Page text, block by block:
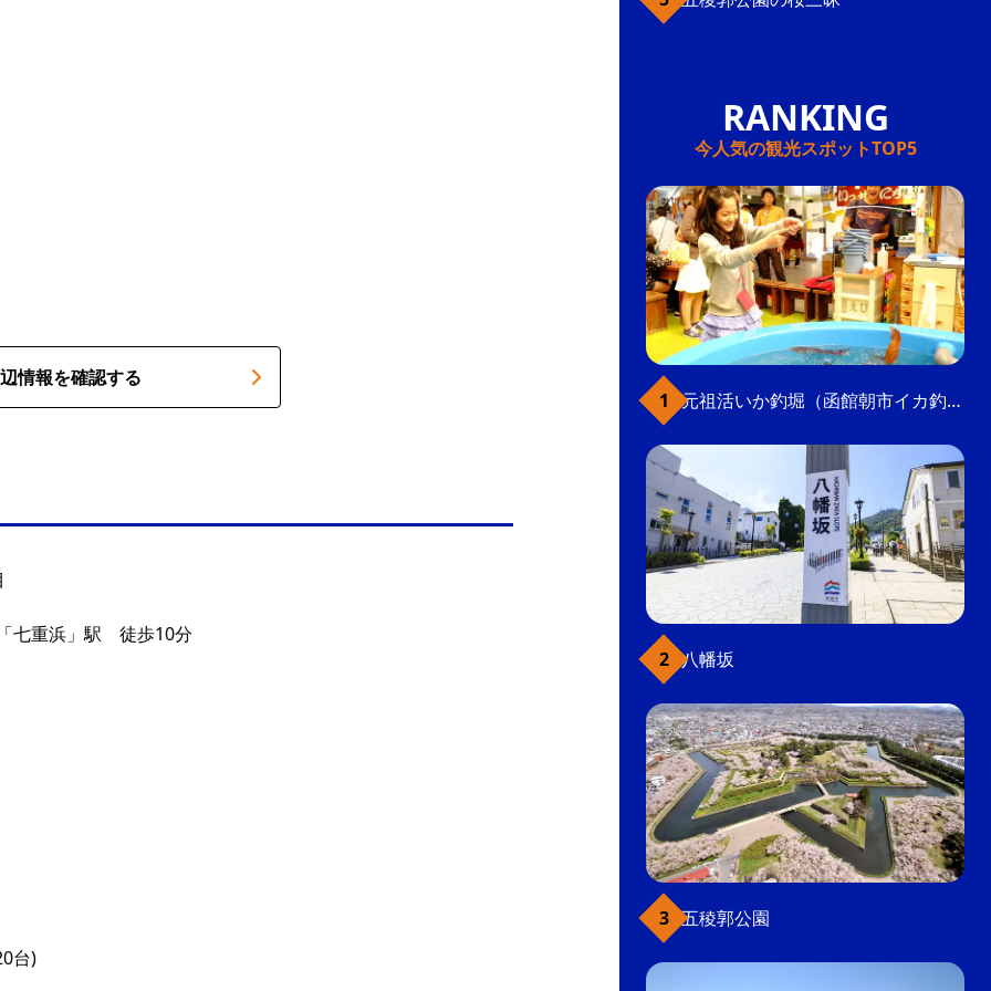
情報を確認する
七重浜」駅 徒歩10分
台)
今人気の観光スポットTOP5
元祖活いか釣堀（函館朝市イカ釣り体験）
八幡坂
五稜郭公園